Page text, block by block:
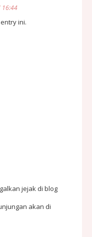
16:44
ini.
jejak di blog
akan di